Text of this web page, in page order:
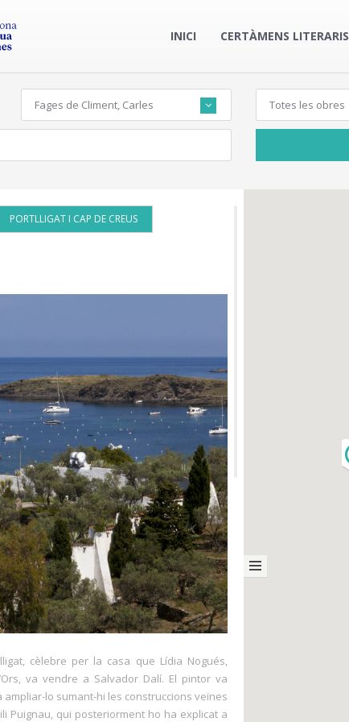
INICI CERTÀMENS LITERARIS
Fages de Climent, Carles Totes les obres
PORTLLIGAT I CAP DE CREUS
cèlebre per la casa que Lídia Nogués,
va vendre a Salvador Dalí. El pintor va
lo sumant-hi les construccions veïnes
Puignau, qui posteriorment ho ha explicat a